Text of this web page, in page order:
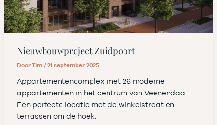
Nieuwbouwproject Zuidpoort
DoorTim/21 september 2025
Appartementencomplex met 26 moderne
appartementen in het centrum van Veenendaal.
Een perfecte locatie met de winkelstraat en
terrassen om de hoek.